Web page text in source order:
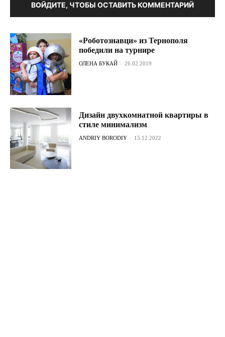
ВОЙДИТЕ, ЧТОБЫ ОСТАВИТЬ КОММЕНТАРИЙ
«Роботознавци» из Тернополя
победили на турнире
ОЛЕНА БУКАЙ - 26.02.2019
Дизайн двухкомнатной квартиры в
стиле минимализм
ANDRIY BORODIY - 15.12.2022